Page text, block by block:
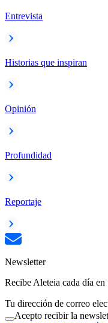
Entrevista
Historias que inspiran
Opinión
Profundidad
Reportaje
Newsletter
Recibe Aleteia cada día
Tu dirección de correo
Acepto recibir la